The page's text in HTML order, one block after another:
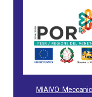
MIAIVO: